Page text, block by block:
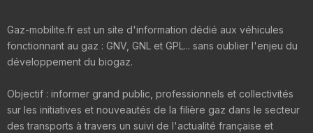
Gaz-mobilite.fr est un site d'information dédié aux véhicules
fonctionnant au gaz : GNV, GNL et GPL... sans oublier l'enjeu du
développement du biogaz.
Objectif : informer grand public, professionnels et collectivités
sur les initiatives et nouveautés de la filière gaz dans le secteur
des transports à travers un suivi de l'actualité française et